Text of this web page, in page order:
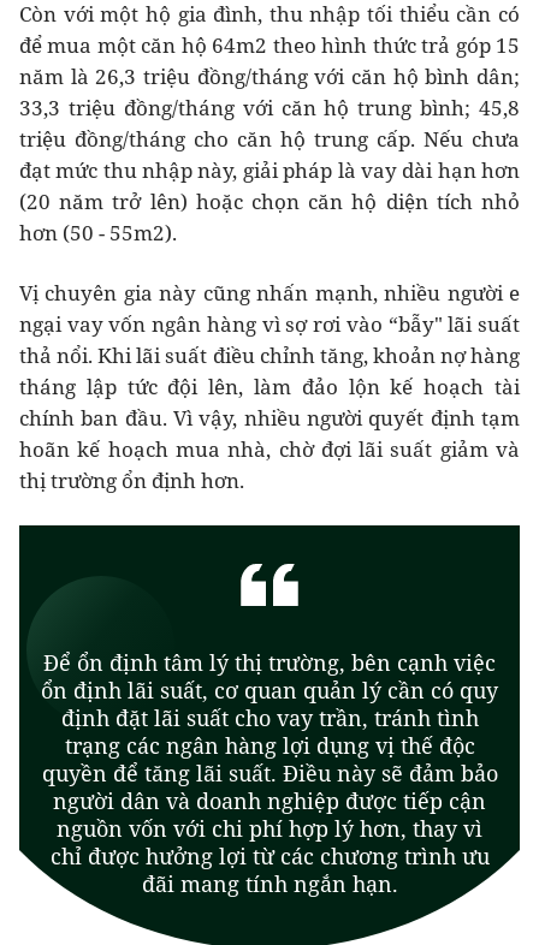
Còn với một hộ gia đình, thu nhập tối thiểu cần có
để mua một căn hộ 64m2 theo hình thức trả góp 15
năm là 26,3 triệu đồng/tháng với căn hộ bình dân;
33,3 triệu đồng/tháng với căn hộ trung bình; 45,8
triệu đồng/tháng cho căn hộ trung cấp. Nếu chưa
đạt mức thu nhập này, giải pháp là vay dài hạn hơn
(20 năm trở lên) hoặc chọn căn hộ diện tích nhỏ
hơn (50 - 55m2).
Vị chuyên gia này cũng nhấn mạnh, nhiều người e
ngại vay vốn ngân hàng vì sợ rơi vào “bẫy" lãi suất
thả nổi. Khi lãi suất điều chỉnh tăng, khoản nợ hàng
tháng lập tức đội lên, làm đảo lộn kế hoạch tài
chính ban đầu. Vì vậy, nhiều người quyết định tạm
hoãn kế hoạch mua nhà, chờ đợi lãi suất giảm và
thị trường ổn định hơn.